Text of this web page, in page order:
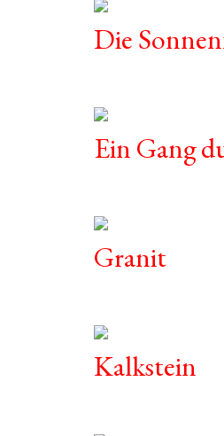
Die
Ein Gang
Granit
Kalkstein